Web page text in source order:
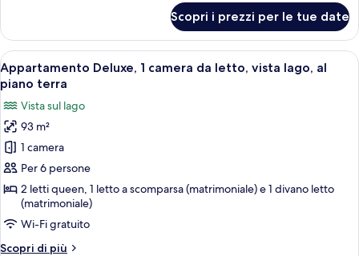
-
1106B
BD
Condo
-
Walk-
In
Level
1106B
Scopri i prezzi per le tue date
Apri
tutte
le
foto
per
Appartamento
Deluxe,
1
camera
da
letto,
Un soggiorno con camino, divani in
14
Appartamento Deluxe, 1 camera da letto, vista lago, al
piano terra
Vista sul lago
93 m²
1 camera
Per 6 persone
2 letti queen, 1 letto a scomparsa (matrimoniale) e 1 divano letto
(matrimoniale)
Wi-Fi gratuito
Scopri di più
Altri